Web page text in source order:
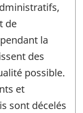
de
la
des
possible.
et
sont décelés